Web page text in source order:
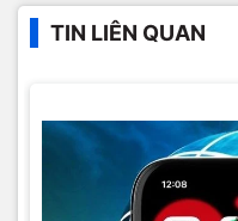
TIN LIÊN QUAN